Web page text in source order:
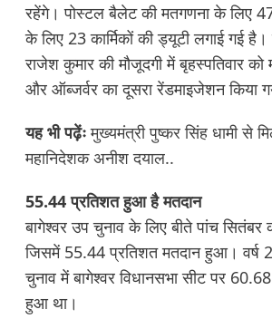
रहेंगे। पोस्टल बैलेट की मतगणना के लिए
के लिए 23 कार्मिकों की ड्यूटी लगाई गई है।
राजेश कुमार की मौजूदगी में बृहस्पतिवार को
और ऑब्जर्वर का दूसरा रेंडमाइजेशन किया
यह भी पढ़ेंः मुख्यमंत्री पुष्कर सिंह धामी से
महानिदेशक अनीश दयाल..
55.44 प्रतिशत हुआ है मतदान
बागेश्वर उप चुनाव के लिए बीते पांच
जिसमें 55.44 प्रतिशत मतदान हुआ। वर्ष
चुनाव में बागेश्वर विधानसभा सीट पर
हुआ था।